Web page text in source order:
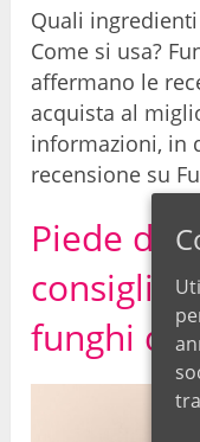
Quali
Come si usa?
affermano le
acquista al
informazioni, in
recensione su
Piede
consigli
funghi